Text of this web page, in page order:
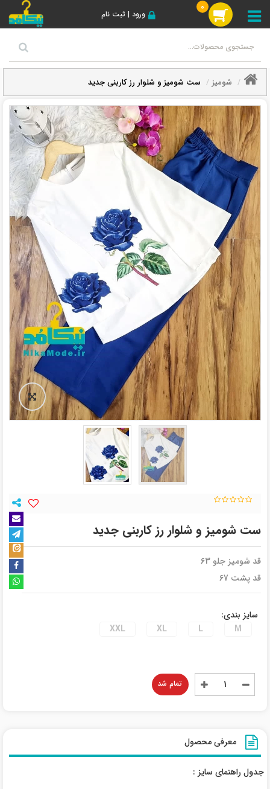
ورود | ثبت نام
0
شومیز ست شومیز و شلوار رز کاربنی جدید
ست شومیز و شلوار رز کاربنی جدید
قد شومیز جلو 63
قد پشت 67
سایز بندی:
M
L
XL
XXL
تمام شد
معرفی محصول
جدول راهنمای سایز :